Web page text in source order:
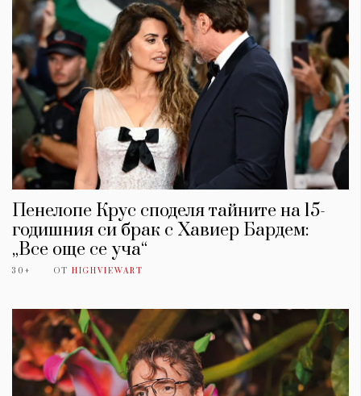
Пенелопе Крус споделя тайните на 15-
годишния си брак с Хавиер Бардем:
„Все още се уча“
30+ ОТ HIGHVIEWART